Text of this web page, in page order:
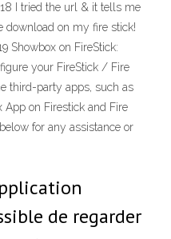
I tried the url & it tells me
download on my fire stick!
Showbox on FireStick:
your FireStick / Fire
third-party apps, such as
on Firestick and Fire
for any assistance or
de regarder